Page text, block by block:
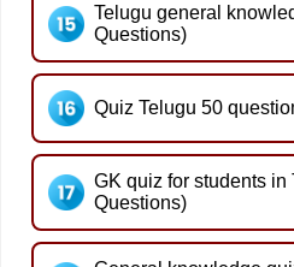
Telugu general
Questions)
Quiz Telugu 50
GK quiz for students in
Questions)